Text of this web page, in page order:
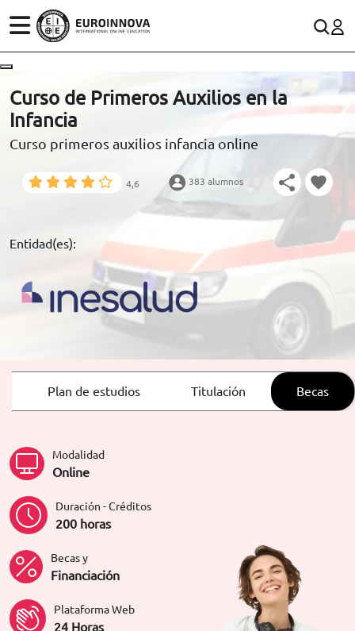
ESTUDIOS
CONOCE EUROINNOVA
RECURSOS EDUCATIVOS
(+34)958 050 200
900 831 200
formacion@euroinnova.com
TRABAJA CON NOSOTROS
Curso de Primeros Auxilios en la
Infancia
Curso primeros auxilios infancia online
4,6 383 alumnos
Entidad(es):
Plan de estudios Titulación Becas
Modalidad
Online
Duración - Créditos
200 horas
Becas y
Financiación
Plataforma Web
24 Horas